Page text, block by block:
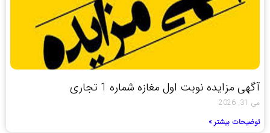
آگهی مزایده نوبت اول مغازه شماره 1 تجاری
می 31, 2026
توضیحات بیشتر »